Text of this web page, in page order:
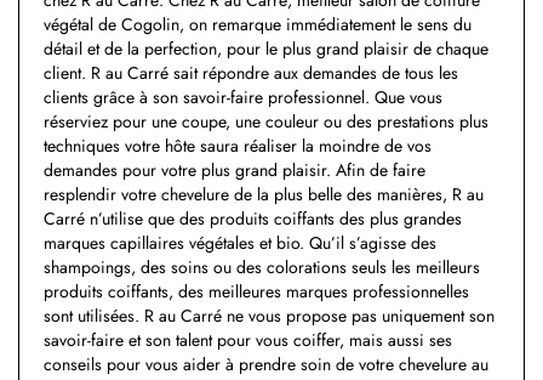
végétal de Cogolin, on remarque immédiatement le sens du
détail et de la perfection, pour le plus grand plaisir de chaque
client. R au Carré sait répondre aux demandes de tous les
clients grâce à son savoir-faire professionnel. Que vous
réserviez pour une coupe, une couleur ou des prestations plus
techniques votre hôte saura réaliser la moindre de vos
demandes pour votre plus grand plaisir. Afin de faire
resplendir votre chevelure de la plus belle des manières, R au
Carré n’utilise que des produits coiffants des plus grandes
marques capillaires végétales et bio. Qu’il s’agisse des
shampoings, des soins ou des colorations seuls les meilleurs
produits coiffants, des meilleures marques professionnelles
sont utilisées. R au Carré ne vous propose pas uniquement son
savoir-faire et son talent pour vous coiffer, mais aussi ses
conseils pour vous aider à prendre soin de votre chevelure au